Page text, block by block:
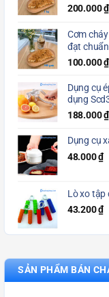
200.000₫
Cơm
đạt
100.000₫
Dụng cụ
dụng
188.000₫
Dụng cụ
48.000₫
Lò xo tập
43.200₫
SẢN PHẨM BÁN